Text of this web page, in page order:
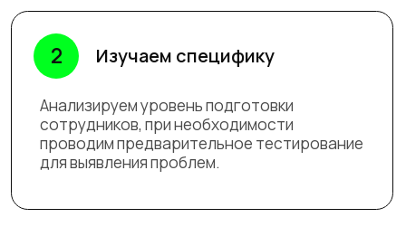
4
Формируем персонализированную
программу с указанием сроков
приступаем к обучению. Такой подход
делает развитие сотрудников более
эффективным и результативным.
Предоставляем